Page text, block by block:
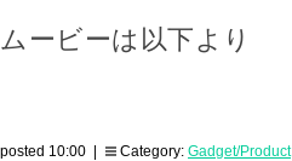
ムービーは以下より
posted 10:00 | Category: Gadget/Product